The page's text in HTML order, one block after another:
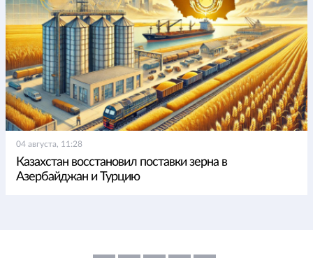
04 августа, 11:28
Казахстан восстановил поставки зерна в
Азербайджан и Турцию